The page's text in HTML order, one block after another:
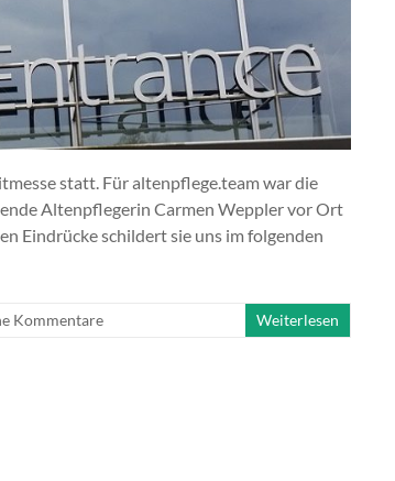
statt. Für altenpflege.team war die
Altenpflegerin Carmen Weppler vor Ort
Eindrücke schildert sie uns im folgenden
Kommentare Weiterlesen